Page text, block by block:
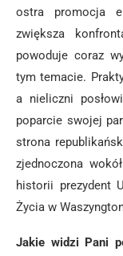
ostra promocja
zwiększa
powoduje coraz
tym temacie.
a nieliczni
poparcie swojej
strona
zjednoczona
historii prezydent
Życia w
Jakie widzi Pani